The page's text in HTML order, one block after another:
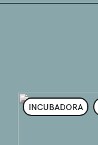
INCUBADORA